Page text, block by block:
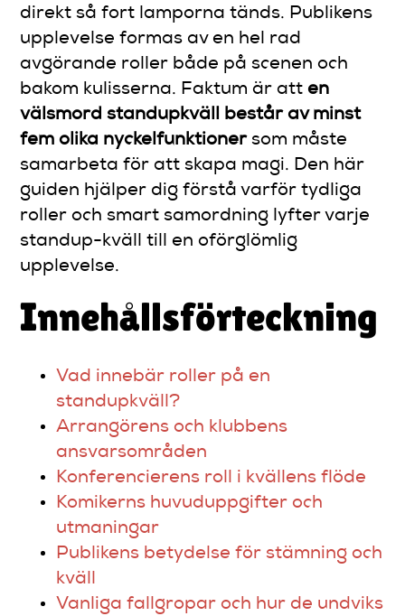
direkt så fort lamporna tänds. Publikens
upplevelse formas av en hel rad
avgörande roller både på scenen och
bakom kulisserna. Faktum är atten
välsmord standupkväll består av minst
fem olika nyckelfunktionersom måste
samarbeta för att skapa magi. Den här
guiden hjälper dig förstå varför tydliga
roller och smart samordning lyfter varje
standup-kväll till en oförglömlig
upplevelse.
Innehållsförteckning
Vad innebär roller på en
standupkväll?
Arrangörens och klubbens
ansvarsområden
Konferencierens roll i kvällens flöde
Komikerns huvuduppgifter och
utmaningar
Publikens betydelse för stämning och
kväll
Vanliga fallgropar och hur de undviks